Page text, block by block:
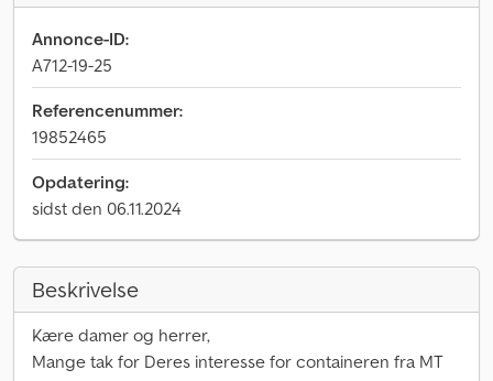
Annonce-ID:
A712-19-25
Referencenummer:
19852465
Opdatering:
sidst den 06.11.2024
Beskrivelse
Kære damer og herrer,
Mange tak for Deres interesse for containeren fra MT